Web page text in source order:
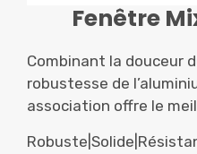
Fenêtre
Combinant la douceur
robustesse de
association offre le